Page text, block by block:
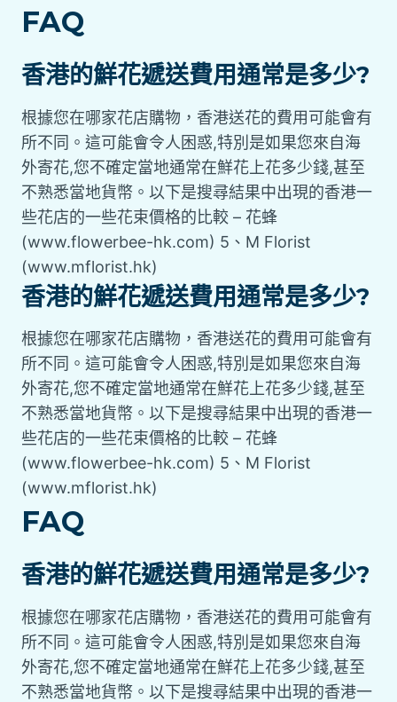
FAQ
香港的鮮花遞送費用通常是多少?
根據您在哪家花店購物，香港送花的費用可能會有
所不同。這可能會令人困惑,特別是如果您來自海
外寄花,您不確定當地通常在鮮花上花多少錢,甚至
不熟悉當地貨幣。以下是搜尋結果中出現的香港一
些花店的一些花束價格的比較 – 花蜂
(www.flowerbee-hk.com) 5、M Florist
(www.mflorist.hk)
香港的鮮花遞送費用通常是多少?
根據您在哪家花店購物，香港送花的費用可能會有
所不同。這可能會令人困惑,特別是如果您來自海
外寄花,您不確定當地通常在鮮花上花多少錢,甚至
不熟悉當地貨幣。以下是搜尋結果中出現的香港一
些花店的一些花束價格的比較 – 花蜂
(www.flowerbee-hk.com) 5、M Florist
(www.mflorist.hk)
FAQ
香港的鮮花遞送費用通常是多少?
根據您在哪家花店購物，香港送花的費用可能會有
所不同。這可能會令人困惑,特別是如果您來自海
外寄花,您不確定當地通常在鮮花上花多少錢,甚至
不熟悉當地貨幣。以下是搜尋結果中出現的香港一